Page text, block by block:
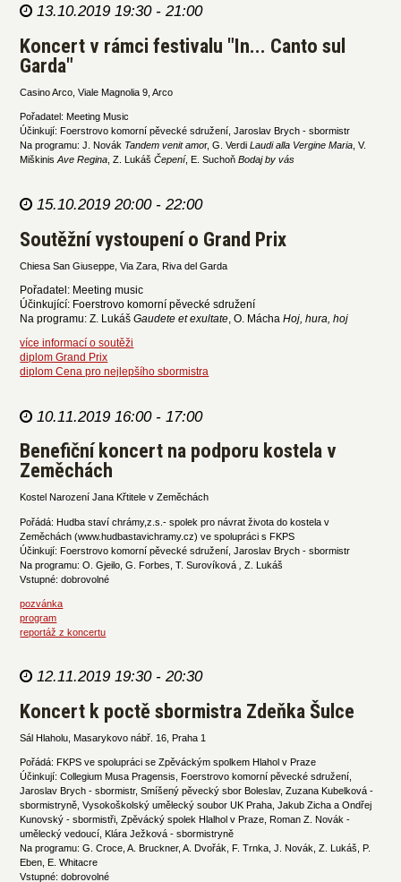
13.10.2019 19:30 - 21:00
Koncert v rámci festivalu "In... Canto sul
Garda"
Casino Arco, Viale Magnolia 9, Arco
Pořadatel: Meeting Music
Účinkují: Foerstrovo komorní pěvecké sdružení, Jaroslav Brych - sbormistr
Na programu: J. Novák Tandem venit amor, G. VerdiLaudi alla Vergine Maria , V.
MiškinisAve Regina , Z. LukášČepení , E. SuchoňBodaj by vás
15.10.2019 20:00 - 22:00
Soutěžní vystoupení o Grand Prix
Chiesa San Giuseppe, Via Zara, Riva del Garda
Pořadatel: Meeting music
Účinkující: Foerstrovo komorní pěvecké sdružení
Na programu: Z. LukášGaudete et exultate, O. MáchaHoj, hura, hoj
více informací o soutěži
diplom Grand Prix
diplom Cena pro nejlepšího sbormistra
10.11.2019 16:00 - 17:00
Benefiční koncert na podporu kostela v
Zeměchách
Kostel Narození Jana Křtitele v Zeměchách
Pořádá: Hudba staví chrámy,z.s.- spolek pro návrat života do kostela v
Zeměchách (www.hudbastavichramy.cz) ve spolupráci s FKPS
Účinkují: Foerstrovo komorní pěvecké sdružení, Jaroslav Brych - sbormistr
Na programu: O. Gjeilo, G. Forbes, T. Surovíková
Z. Lukáš
Vstupné: dobrovolné
pozvánka
program
reportáž z koncertu
12.11.2019 19:30 - 20:30
Koncert k poctě sbormistra Zdeňka Šulce
Sál Hlaholu, Masarykovo nábř. 16, Praha 1
Pořádá: FKPS ve spolupráci se Zpěváckým spolkem Hlahol v Praze
Účinkují: Collegium Musa Pragensis, Foerstrovo komorní pěvecké sdružení,
Jaroslav Brych - sbormistr, Smíšený pěvecký sbor Boleslav, Zuzana Kubelková -
sbormistryně, Vysokoškolský umělecký soubor UK Praha, Jakub Zicha a Ondřej
Kunovský - sbormistři, Zpěvácký spolek Hlalhol v Praze, Roman Z. Novák -
umělecký vedoucí, Klára Ježková - sbormistryně
Na programu: G. Croce, A. Bruckner, A. Dvořák, F. Trnka, J. Novák, Z. Lukáš, P.
Eben, E. Whitacre
Vstupné: dobrovolné